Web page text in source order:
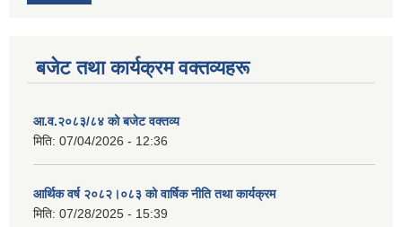
बजेट तथा कार्यक्रम वक्तव्यहरू
आ.व.२०८३/८४ को बजेट वक्तव्य
मिति: 07/04/2026 - 12:36
आर्थिक वर्ष २०८२।०८३ को वार्षिक नीति तथा कार्यक्रम
मिति: 07/28/2025 - 15:39